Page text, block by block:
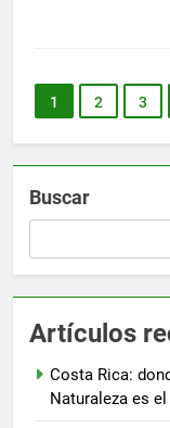
1 2 3
Buscar
Artículos
Costa Rica:
Naturaleza es